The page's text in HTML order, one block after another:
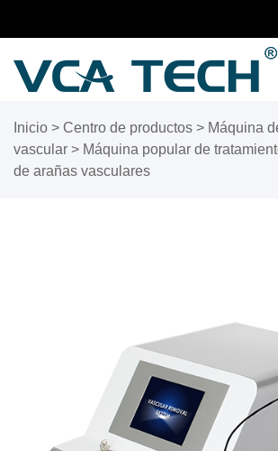
Inicio > Centro de productos > Máquina
vascular > Máquina popular de
de arañas vasculares